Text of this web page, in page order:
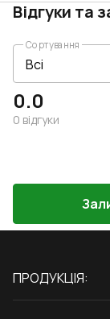
Відгуки та
0.0
0 відгуки
Сортування
ПРОДУКЦІЯ: